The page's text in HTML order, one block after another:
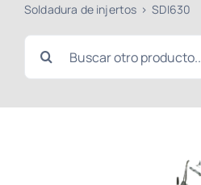
Soldadura de injertos
SDI630
Buscar: